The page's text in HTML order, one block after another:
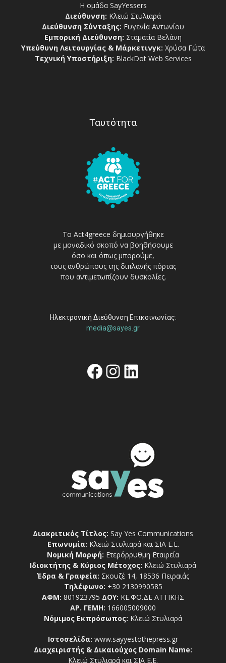
Η ομάδα SayYessers
Διεύθυνση: Κλειώ Στυλιαρά
Διεύθυνση Σύνταξης: Ευγενία Αντωνίου
Εμπορική Διεύθυνση: Σταματία Βελάνη
Υπεύθυνη Λειτουργίας & Μάρκετινγκ: Χρύσα Γώτα
Τεχνική Υποστήριξη: BlackDot Web Services
Ταυτότητα
Το Act4greece δημιουργήθηκε
με μοναδικό σκοπό να βοηθήσουμε
όσο και όπως μπορούμε,
τους ανθρώπους της διπλανής πόρτας
που αντιμετωπίζουν δυσκολίες.
Ηλεκτρονική Διεύθυνση Επικοινωνίας:
media@sayes.gr
Facebook
Instagram
Linkedin
Διακριτικός Τίτλος: Say Yes Communications
Επωνυμία: Κλειώ Στυλιαρά και ΣΙΑ Ε.Ε.
Νομική Μορφή: Ετερόρρυθμη Εταιρεία
Ιδιοκτήτης & Κύριος Μέτοχος: Κλειώ Στυλιαρά
Έδρα & Γραφεία: Σκουζέ 14, 18536 Πειραιάς
Τηλέφωνο: +30 2130990585
ΑΦΜ: 801923795 ΔΟΥ: ΚΕ.ΦΟ.ΔΕ ΑΤΤΙΚΗΣ
ΑΡ. ΓΕΜΗ: 166005009000
Νόμιμος Εκπρόσωπος: Κλειώ Στυλιαρά
Ιστοσελίδα: www.sayyestothepress.gr
Διαχειριστής & Δικαιούχος Domain Name:
Κλειώ Στυλιαρά και ΣΙΑ Ε.Ε.